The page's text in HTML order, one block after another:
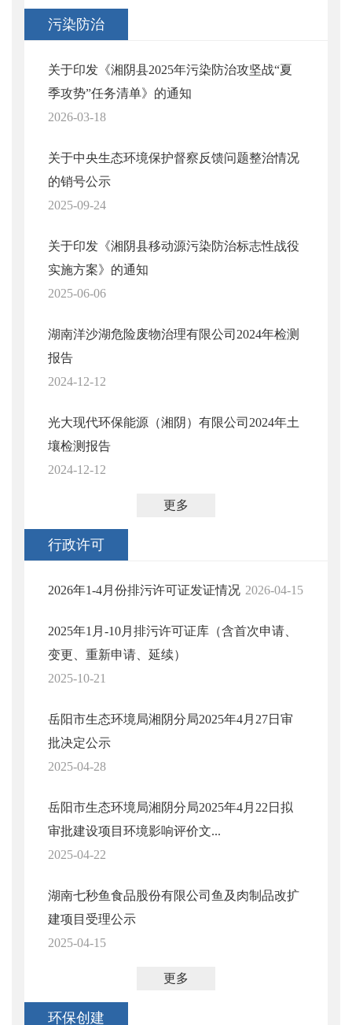
污染防治
关于印发《湘阴县2025年污染防治攻坚战“夏
季攻势”任务清单》的通知
2026-03-18
关于中央生态环境保护督察反馈问题整治情况
的销号公示
2025-09-24
关于印发《湘阴县移动源污染防治标志性战役
实施方案》的通知
2025-06-06
湖南洋沙湖危险废物治理有限公司2024年检测
报告
2024-12-12
光大现代环保能源（湘阴）有限公司2024年土
壤检测报告
2024-12-12
更多
行政许可
2026年1-4月份排污许可证发证情况 2026-04-15
2025年1月-10月排污许可证库（含首次申请、
变更、重新申请、延续）
2025-10-21
岳阳市生态环境局湘阴分局2025年4月27日审
批决定公示
2025-04-28
岳阳市生态环境局湘阴分局2025年4月22日拟
审批建设项目环境影响评价文...
2025-04-22
湖南七秒鱼食品股份有限公司鱼及肉制品改扩
建项目受理公示
2025-04-15
更多
环保创建